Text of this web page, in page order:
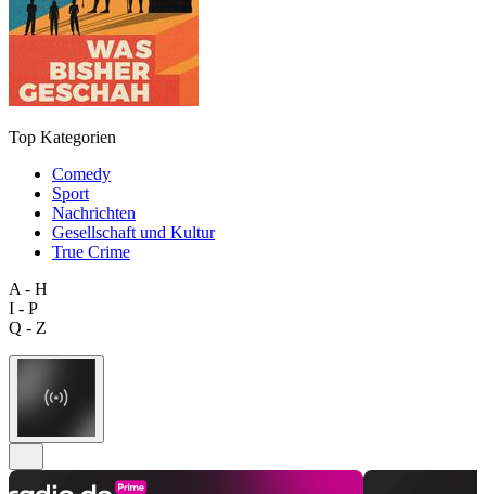
Top Kategorien
Comedy
Sport
Nachrichten
Gesellschaft und Kultur
True Crime
A - H
I - P
Q - Z